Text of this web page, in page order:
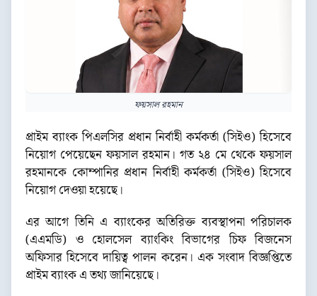
ফয়সাল রহমান
প্রাইম ব্যাংক পিএলসির প্রধান নির্বাহী কর্মকর্তা (সিইও) হিসেবে
নিয়োগ পেয়েছেন ফয়সাল রহমান। গত ২৪ মে থেকে ফয়সাল
রহমানকে কোম্পানির প্রধান নির্বাহী কর্মকর্তা (সিইও) হিসেবে
নিয়োগ দেওয়া হয়েছে।
এর আগে তিনি এ ব্যাংকের অতিরিক্ত ব্যবস্থাপনা পরিচালক
(এএমডি) ও হোলসেল ব্যাংকিং বিভাগের চিফ বিজনেস
অফিসার হিসেবে দায়িত্ব পালন করেন। এক সংবাদ বিজ্ঞপ্তিতে
প্রাইম ব্যাংক এ তথ্য জানিয়েছে।